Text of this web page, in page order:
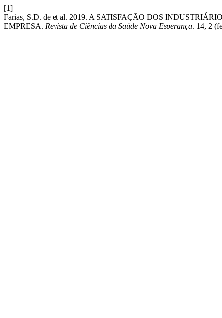
[1]
Farias, S.D. de et al. 2019. A SATISFAÇÃO DOS
EMPRESA. Revista de Ciências da Saúde Nova Esperança. 14, 2